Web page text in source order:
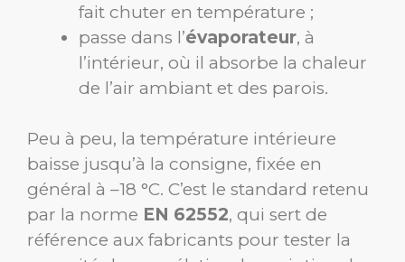
fait chuter en température ;
passe dans l’évaporateur, à
l’intérieur, où il absorbe la chaleur
de l’air ambiant et des parois.
Peu à peu, la température intérieure
baisse jusqu’à la consigne, fixée en
général à –18 °C. C’est le standard retenu
par la norme EN 62552, qui sert de
référence aux fabricants pour tester la